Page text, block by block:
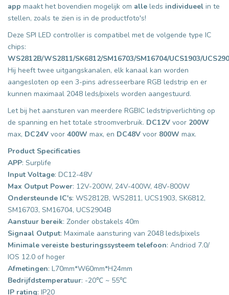
app maakt het bovendien mogelijk om alle leds individueel in te
stellen, zoals te zien is in de productfoto's!
Deze SPI LED controller is compatibel met de volgende type IC
chips:
WS2812B/WS2811/SK6812/SM16703/SM16704/UCS1903/
Hij heeft twee uitgangskanalen, elk kanaal kan worden
aangesloten op een 3-pins adresseerbare RGB ledstrip en er
kunnen maximaal 2048 leds/pixels worden aangestuurd.
Let bij het aansturen van meerdere RGBIC ledstripverlichting op
de spanning en het totale stroomverbruik. DC12V voor 200W
max, DC24V voor 400W max, en DC48V voor 800W max.
Product Specificaties
APP: Surplife
Input Voltage: DC12-48V
Max Output Power: 12V-200W, 24V-400W, 48V-800W
Ondersteunde IC's: WS2812B, WS2811, UCS1903, SK6812,
SM16703, SM16704, UCS2904B
Aanstuur bereik: Zonder obstakels 40m
Signaal Output: Maximale aansturing van 2048 leds/pixels
Minimale vereiste besturingssysteem telefoon: Andriod 7.0/
IOS 12.0 of hoger
Afmetingen: L70mm*W60mm*H24mm
Bedrijfdstemperatuur: -20℃ ~ 55℃
IP rating: IP20